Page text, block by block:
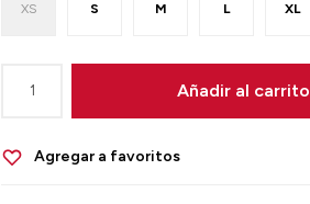
XS S M L XL
1 Añadir al carrito